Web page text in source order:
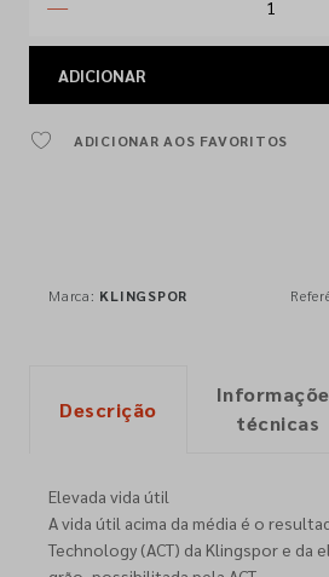
ADICIONAR
ADICIONAR AOS FAVORITOS
Marca: KLINGSPOR
Descrição
técnicas
Elevada vida útil
A vida útil acima da média é o
Technology (ACT) da Klingspor e da